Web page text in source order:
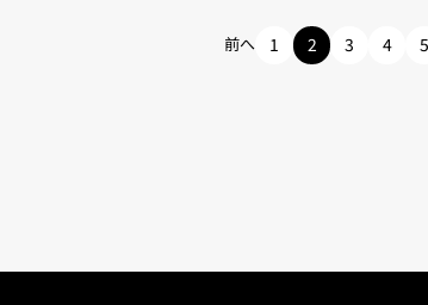
前へ 1 2 3 4 5